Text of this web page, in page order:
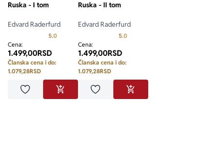
Ruska - I tom
Edvard Raderfurd
5.0 Prosecna ocena je 5.0 od 5
Cena:
1.499,00RSD
Članska cena i do:
1.079,28RSD
Dodaj u omiljeneDODAJ U KORPU
Ruska - II tom
Edvard Raderfurd
5.0
Cena:
1.499,00RSD
Članska cena i do:
1.079,28RSD
Dodaj u omiljeneDODAJ U KORPU